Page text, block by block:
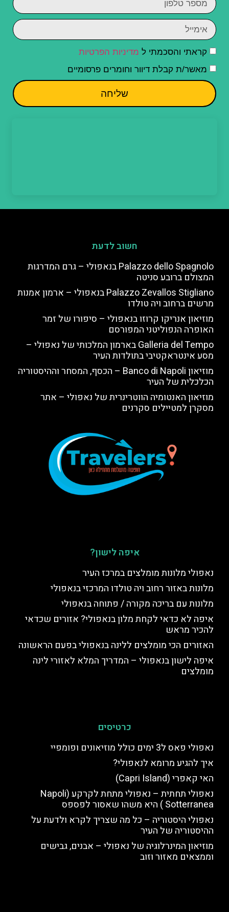
קראתי והסכמתי ל מדיניות הפרטיות
מאשר/ת קבלת דיוור וחומרים פרסומיים
שליחה
חשוב לדעת
Palazzo dello Spagnolo בנאפולי – גרם המדרגות
המצולם ברובע סניטה
Palazzo Zevallos Stigliano בנאפולי – ארמון אמנות
מרשים ברחוב ויה טולדו
מוזיאון אנריקו קרוזו בנאפולי – סיפורו של זמר
האופרה הנפוליטני המפורסם
Galleria del Tempo בארמון המלכותי של נאפולי –
מסע אינטראקטיבי בתולדות העיר
מוזיאון Banco di Napoli – הכסף, המסחר וההיסטוריה
הכלכלית של העיר
מוזיאון האנטומיה הווטרינרית של נאפולי – אתר
מסקרן למטיילים סקרנים
איפה לישון?
נאפולי מלונות מומלצים במרכז העיר
מלונות באזור רחוב ויה טולדו המרכזי בנאפולי
מלונות עם בריכה מקורה / פתוחה בנאפולי
איפה לא כדאי לקחת מלון בנאפולי? אזורים שכדאי
להכיר מראש
האזורים הכי מומלצים ללינה בנאפולי בפעם הראשונה
איפה לישון בנאפולי – המדריך המלא לאזורי לינה
מומלצים
כרטיסים
נאפולי פאס ל3 ימים כולל מוזיאונים ופומפיי
איך להגיע מרומא לנאפולי?
האי קאפרי (Capri Island)
נאפולי תחתית – נאפולי מתחת לקרקע (Napoli
Sotterranea ) היא משהו שאסור לפספס
נאפולי היסטוריה – כל מה שצריך לקרא ולדעת על
ההיסטוריה של העיר
מוזיאון המינרלוגיה של נאפולי – אבנים, גבישים
וממצאים מאזור וזוב